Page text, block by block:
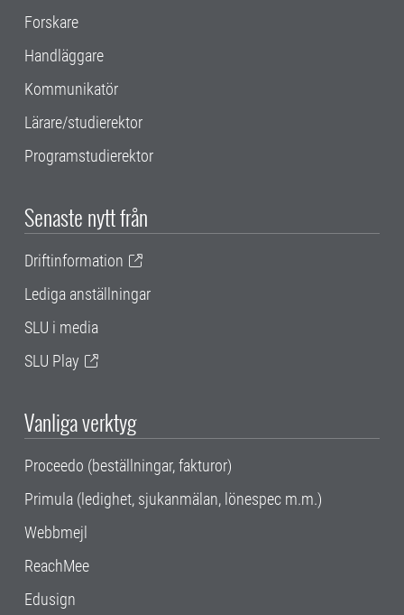
Forskare
Handläggare
Kommunikatör
Lärare/studierektor
Programstudierektor
Senaste nytt från
Driftinformation
Lediga anställningar
SLU i media
SLU Play
Vanliga verktyg
Proceedo (beställningar, fakturor)
Primula (ledighet, sjukanmälan, lönespec m.m.)
Webbmejl
ReachMee
Edusign